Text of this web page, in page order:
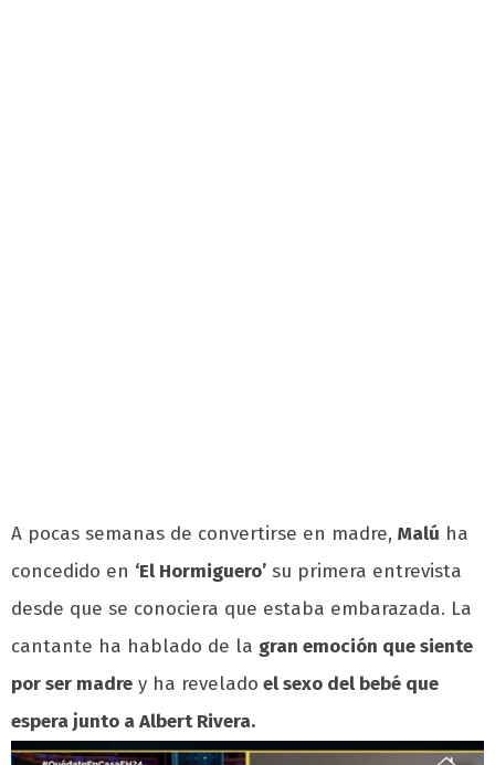
A pocas semanas de convertirse en madre, Malú ha
concedido en ‘El Hormiguero’ su primera entrevista
desde que se conociera que estaba embarazada. La
cantante ha hablado de la gran emoción que siente
por ser madre y ha revelado el sexo del bebé que
espera junto a Albert Rivera.